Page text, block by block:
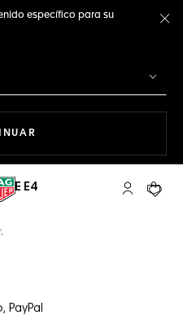
específico para su
Cuenta Mi
Su
E4
PayPal